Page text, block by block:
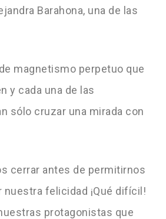
Barahona, una de las
magnetismo perpetuo que
y cada una de las
sólo cruzar una mirada con
cerrar antes de permitirnos
felicidad ¡Qué difícil!
protagonistas que